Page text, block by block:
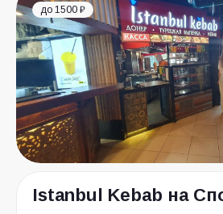
до 1500 ₽
Istanbul Kebab на